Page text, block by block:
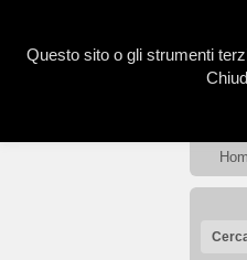
Questo sito o gli strumenti